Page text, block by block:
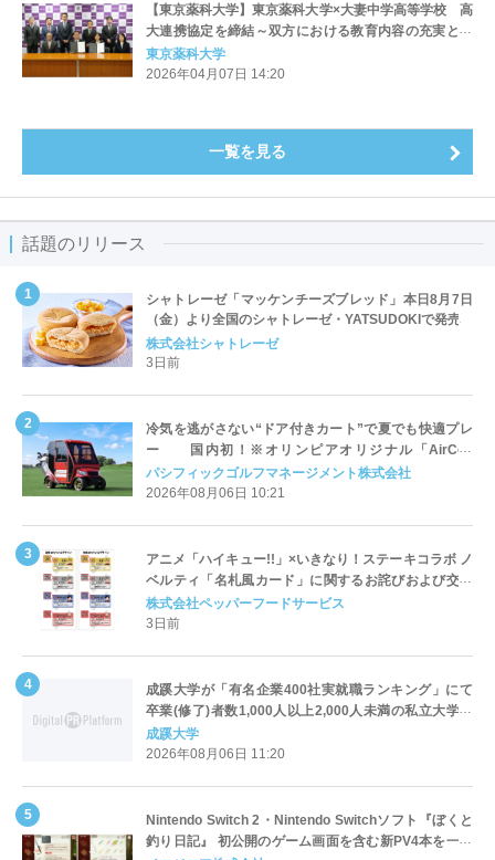
【東京薬科大学】東京薬科大学×大妻中学高等学校 高
大連携協定を締結～双方における教育内容の充実と生
徒及び学生の資質向上を図る～
東京薬科大学
2026年04月07日 14:20
一覧を見る
話題のリリース
シャトレーゼ「マッケンチーズブレッド」本日8月7日
（金）より全国のシャトレーゼ・YATSUDOKIで発売
株式会社シャトレーゼ
3日前
冷気を逃がさない“ドア付きカート”で夏でも快適プレ
ー 国内初！※オリンピアオリジナル「AirCon
Cart（エアコンカート）」導入 | ＰＧＭ
パシフィックゴルフマネージメント株式会社
2026年08月06日 10:21
アニメ「ハイキュー!!」×いきなり！ステーキコラボ ノ
ベルティ「名札風カード」に関するお詫びおよび交換
対応についてのご案内
株式会社ペッパーフードサービス
3日前
成蹊大学が「有名企業400社実就職ランキング」にて
卒業(修了)者数1,000人以上2,000人未満の私立大学で
全国第1位を獲得！～実就職率は26.5%（前年比＋
4.3pt）に伸長、東京の私立大学でも10位にランクイン
成蹊大学
2026年08月06日 11:20
Nintendo Switch 2・Nintendo Switchソフト『ぼくと
釣り日記』 初公開のゲーム画面を含む新PV4本を一挙